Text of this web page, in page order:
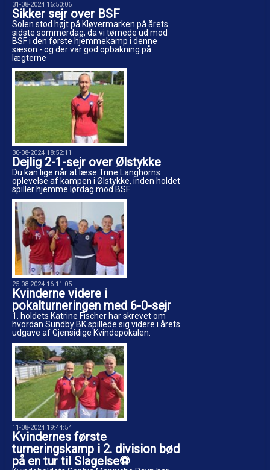
31-08-2024 16:50:06
Sikker sejr over BSF
Solen stod højt på Kløvermarken på årets
sidste sommerdag, da vi tørnede ud mod
BSF i den første hjemmekamp i denne
sæson - og der var god opbakning på
lægterne
30-08-2024 18:52:11
Dejlig 2-1-sejr over Ølstykke
Du kan lige når at læse Trine Langhorns
oplevelse af kampen i Ølstykke, inden holdet
spiller hjemme lørdag mod BSF.
25-08-2024 16:11:05
Kvinderne videre i
pokalturneringen med 6-0-sejr
1. holdets Katrine Fischer har skrevet om
hvordan Sundby BK spillede sig videre i årets
udgave af Gjensidige Kvindepokalen.
11-08-2024 19:44:54
Kvindernes første
turneringskamp i 2. division bød
på en tur til Slagelse⚽️